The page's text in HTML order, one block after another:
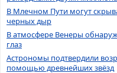
В Млечном Пути могут
черных дыр
В атмосфере Венеры
глаз
Астрономы подтвердили
помощью древнейших звёзд